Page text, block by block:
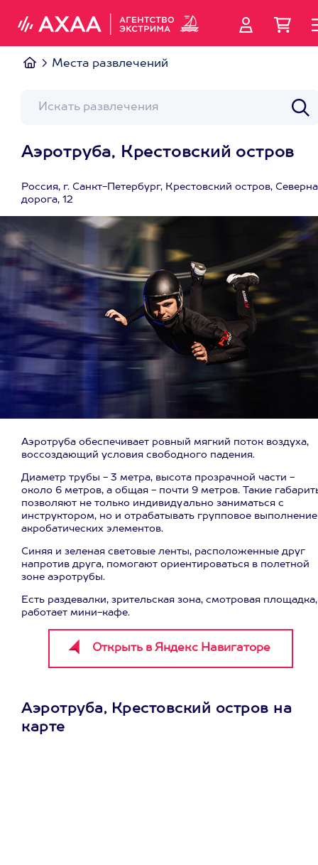
Места развлечений
Аэротруба, Крестовский остров
Россия, г. Санкт-Петербург, Крестовский остров,
дорога, 12
Аэротруба обеспечивает ровный мягкий поток воздуха,
воссоздающий условия свободного падения.
Диаметр трубы - 3 метра, высота прозрачной части -
около 6 метров, а общая - почти 9 метров. Такие
позволяют не только индивидуально заниматься с
инструктором, но и отрабатывать групповое выполнение
акробатических элементов.
Синяя и зеленая световые ленты, расположенные друг
напротив друга, помогают ориентироваться в полетной
зоне аэротрубы.
Есть раздевалки, зрительская зона, смотровая площадка,
работает мини-кафе.
Аэротруба, Крестовский остров на
карте